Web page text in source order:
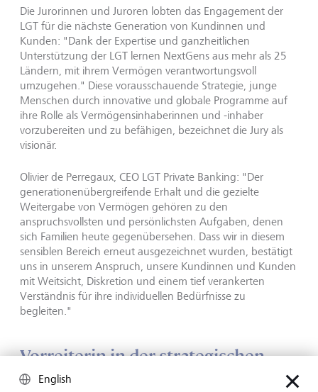
Die Jurorinnen und Juroren lobten das Engagement der
LGT für die nächste Generation von Kundinnen und
Kunden: "Dank der Expertise und ganzheitlichen
Unterstützung der LGT lernen NextGens aus mehr als 25
Ländern, mit ihrem Vermögen verantwortungsvoll
umzugehen." Diese vorausschauende Strategie, junge
Menschen durch innovative und globale Programme auf
ihre Rolle als Vermögensinhaberinnen und -inhaber
vorzubereiten und zu befähigen, bezeichnet die Jury als
visionär.
Olivier de Perregaux, CEO LGT Private Banking: "Der
generationenübergreifende Erhalt und die gezielte
Weitergabe von Vermögen gehören zu den
anspruchsvollsten und persönlichsten Aufgaben, denen
sich Familien heute gegenübersehen. Dass wir in diesem
sensiblen Bereich erneut ausgezeichnet wurden, bestätigt
uns in unserem Anspruch, unsere Kundinnen und Kunden
mit Weitsicht, Diskretion und einem tief verankerten
Verständnis für ihre individuellen Bedürfnisse zu
begleiten."
Vorreiterin in der strategischen
Philanthropie
English